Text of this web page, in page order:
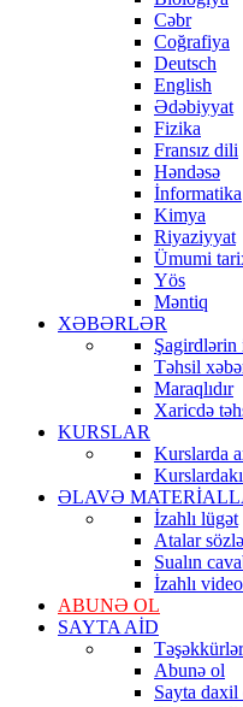
Cəbr
Coğrafiya
Deutsch
English
Ədəbiyyat
Fizika
Fransız dili
Həndəsə
İnformatika
Kimya
Riyaziyyat
Ümumi
Yös
Məntiq
XƏBƏRLƏR
Şagirdlərin
Təhsil
Maraqlıdır
Xaricdə
KURSLAR
Kurslarda
ƏLAVƏ
İzahlı lügət
Atalar
Sualın
İzahlı
ABUNƏ OL
SAYTA AİD
Təşəkkürlər
Abunə ol
Sayta daxil